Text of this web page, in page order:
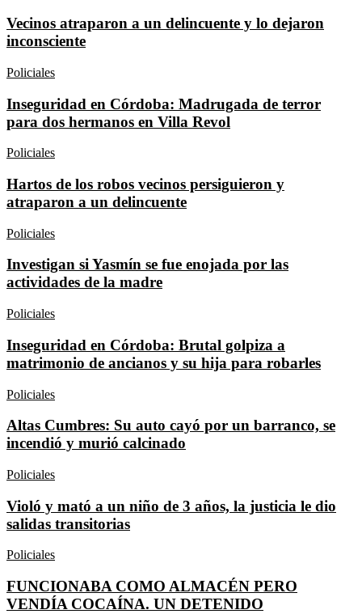
Vecinos atraparon a un delincuente y lo dejaron
inconsciente
Policiales
Inseguridad en Córdoba: Madrugada de terror
para dos hermanos en Villa Revol
Policiales
Hartos de los robos vecinos persiguieron y
atraparon a un delincuente
Policiales
Investigan si Yasmín se fue enojada por las
actividades de la madre
Policiales
Inseguridad en Córdoba: Brutal golpiza a
matrimonio de ancianos y su hija para robarles
Policiales
Altas Cumbres: Su auto cayó por un barranco, se
incendió y murió calcinado
Policiales
Violó y mató a un niño de 3 años, la justicia le dio
salidas transitorias
Policiales
FUNCIONABA COMO ALMACÉN PERO
VENDÍA COCAÍNA. UN DETENIDO